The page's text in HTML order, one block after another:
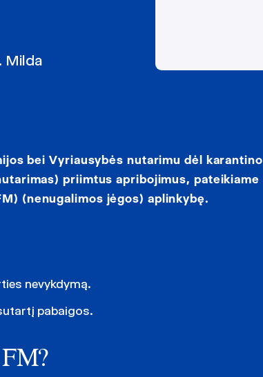
Milda
bei Vyriausybės nutarimu dėl karantino
priimtus apribojimus, pateikiame
(nenugalimos jėgos) aplinkybę.
nevykdymą.
pabaigos.
FM?